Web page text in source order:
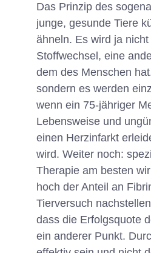
Das Prinzip des
junge, gesunde Tiere
ähneln. Es wird ja
Stoffwechsel, eine
dem des Menschen
sondern es werden
wenn ein 75-jähriger
Lebensweise und
einen Herzinfarkt
wird. Weiter noch:
Therapie am besten
hoch der Anteil an
Tierversuch
dass die Erfolgsquote
ein anderer Punkt.